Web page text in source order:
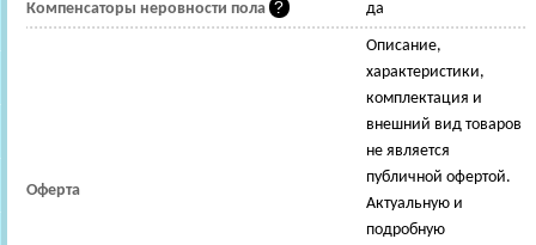
Компенсаторы неровности пола да
Оферта
Описание,
характеристики,
комплектация и
внешний вид товаров
не является
публичной офертой.
Актуальную и
подробную